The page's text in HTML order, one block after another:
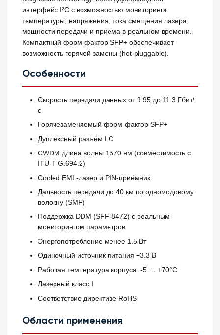
интерфейс I²C с возможностью мониторинга
температуры, напряжения, тока смещения лазера,
мощности передачи и приёма в реальном времени.
Компактный форм-фактор SFP+ обеспечивает
возможность горячей замены (hot-pluggable).
Особенности
Скорость передачи данных от 9.95 до 11.3 Гбит/
с
Горячезаменяемый форм-фактор SFP+
Дуплексный разъём LC
CWDM длина волны 1570 нм (совместимость с
ITU-T G.694.2)
Cooled EML-лазер и PIN-приёмник
Дальность передачи до 40 км по одномодовому
волокну (SMF)
Поддержка DDM (SFF-8472) с реальным
мониторингом параметров
Энергопотребление менее 1.5 Вт
Одиночный источник питания +3.3 В
Рабочая температура корпуса: -5 … +70°C
Лазерный класс I
Соответствие директиве RoHS
Области применения